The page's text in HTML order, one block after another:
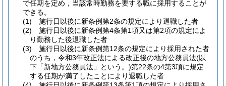
で任期を定め，当該常時勤務を要する職に採用することが
できる。
(1)
施行日以後に新条例第2条の規定により退職した者
(2)
施行日以後に新条例第4条第1項又は第2項の規定によ
り勤務した後退職した者
(3)
施行日以後に新条例第12条の規定により採用された者
のうち，令和3年改正法による改正後の地方公務員法(以
下「新地方公務員法」という。)第22条の4第3項に規定
する任期が満了したことにより退職した者